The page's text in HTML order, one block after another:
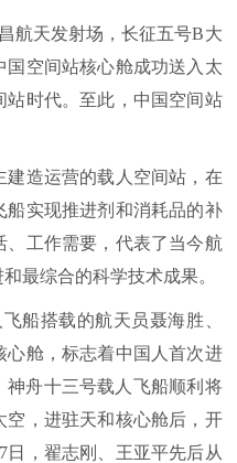
天发射场，长征五号B大
空间站核心舱成功送入太
站时代。至此，中国空间站
造运营的载人空间站，在
实现推进剂和消耗品的补
工作需要，代表了当今航
最综合的科学技术成果。
搭载的航天员聂海胜、
舱，标志着中国人首次进
神舟十三号载人飞船顺利将
，进驻天和核心舱后，开
日，翟志刚、王亚平先后从